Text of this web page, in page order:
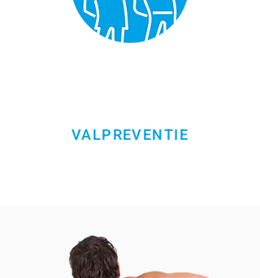
VALPREVENTIE